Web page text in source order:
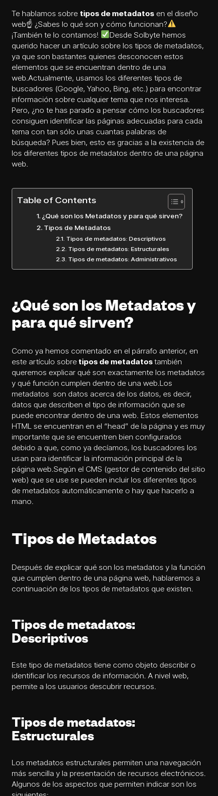
Te hablamos sobre tipos de metadatos en el diseño
web☝ ¿Sabes lo qué son y cómo funcionan?
¡También te lo contamos!
Desde Solbyte hemos
querido hacer un artículo sobre los tipos de metadatos,
ya que son bastantes quienes desconocen estos
elementos que se encuentran dentro de una
web.Actualmente, usamos los diferentes tipos de
buscadores (Google, Yahoo, Bing, etc.) para encontrar
información sobre cualquier tema que nos interesa.
Pero, ¿no te has parado a pensar cómo los buscadores
consiguen identificar las páginas adecuadas para cada
tema con tan sólo unas cuantas palabras de
búsqueda? Pues bien, esto es gracias a la existencia de
los diferentes tipos de metadatos dentro de una página
web.
Table of Contents
¿Qué son los Metadatos y para qué sirven?
Tipos de Metadatos
Tipos de metadatos: Descriptivos
Tipos de metadatos: Estructurales
Tipos de metadatos: Administrativos
¿Qué son los Metadatos y
para qué sirven?
Como ya hemos comentado en el párrafo anterior, en
este artículo sobre tipos de metadatostambién
queremos explicar qué son exactamente los metadatos
y qué función cumplen dentro de una web.Los
metadatos son datos acerca de los datos, es decir,
datos que describen el tipo de información que se
puede encontrar dentro de una web. Estos elementos
HTML se encuentran en el “head” de la página y es muy
importante que se encuentren bien configurados
debido a que, como ya decíamos, los buscadores los
usan para identificar la información principal de la
página web.Según el CMS (gestor de contenido del sitio
web) que se use se pueden incluir los diferentes tipos
de metadatos automáticamente o hay que hacerlo a
mano.
Tipos de Metadatos
Después de explicar qué son los metadatos y la función
que cumplen dentro de una página web, hablaremos a
continuación de los tipos de metadatos que existen.
Tipos de metadatos:
Descriptivos
Este tipo de metadatos tiene como objeto describir o
identificar los recursos de información. A nivel web,
permite a los usuarios descubrir recursos.
Tipos de metadatos:
Estructurales
Los metadatos estructurales permiten una navegación
más sencilla y la presentación de recursos electrónicos.
Algunos de los aspectos que permiten indicar son los